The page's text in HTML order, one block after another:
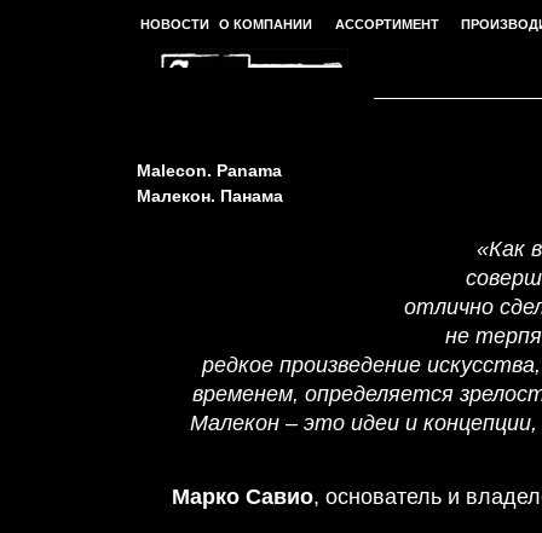
НОВОСТИ О КОМПАНИИ АССОРТИМЕНТ
Malecon. Panama
Малекон. Панама
«Как
отлично
не
редкое произведение
временем, определяется
Малекон – это идеи и
Марко Савио, основатель и